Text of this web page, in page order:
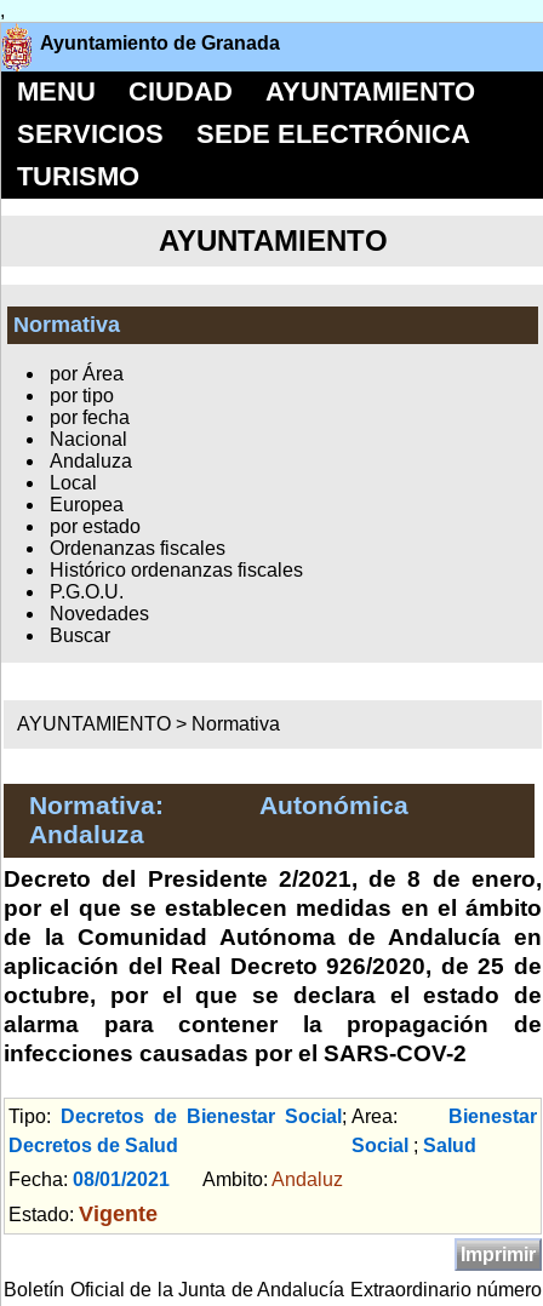
,
Ayuntamiento de Granada
MENU CIUDAD
AYUNTAMIENTO
SERVICIOS
SEDE ELECTRÓNICA
TURISMO
AYUNTAMIENTO
Normativa
por Área
por tipo
por fecha
Nacional
Andaluza
Local
Europea
por estado
Ordenanzas fiscales
Histórico ordenanzas fiscales
P.G.O.U.
Novedades
Buscar
AYUNTAMIENTO > Normativa
Normativa: Autonómica
Andaluza
Decreto del Presidente 2/2021, de 8 de enero,
por el que se establecen medidas en el ámbito
de la Comunidad Autónoma de Andalucía en
aplicación del Real Decreto 926/2020, de 25 de
octubre, por el que se declara el estado de
alarma para contener la propagación de
infecciones causadas por el SARS-COV-2
Tipo: Decretos de Bienestar Social ;
Decretos de Salud
Area:
Bienestar
Social ; Salud
Fecha: 08/01/2021 Ambito: Andaluz
Estado: Vigente
Imprimir
Boletín Oficial de la Junta de Andalucía Extraordinario número